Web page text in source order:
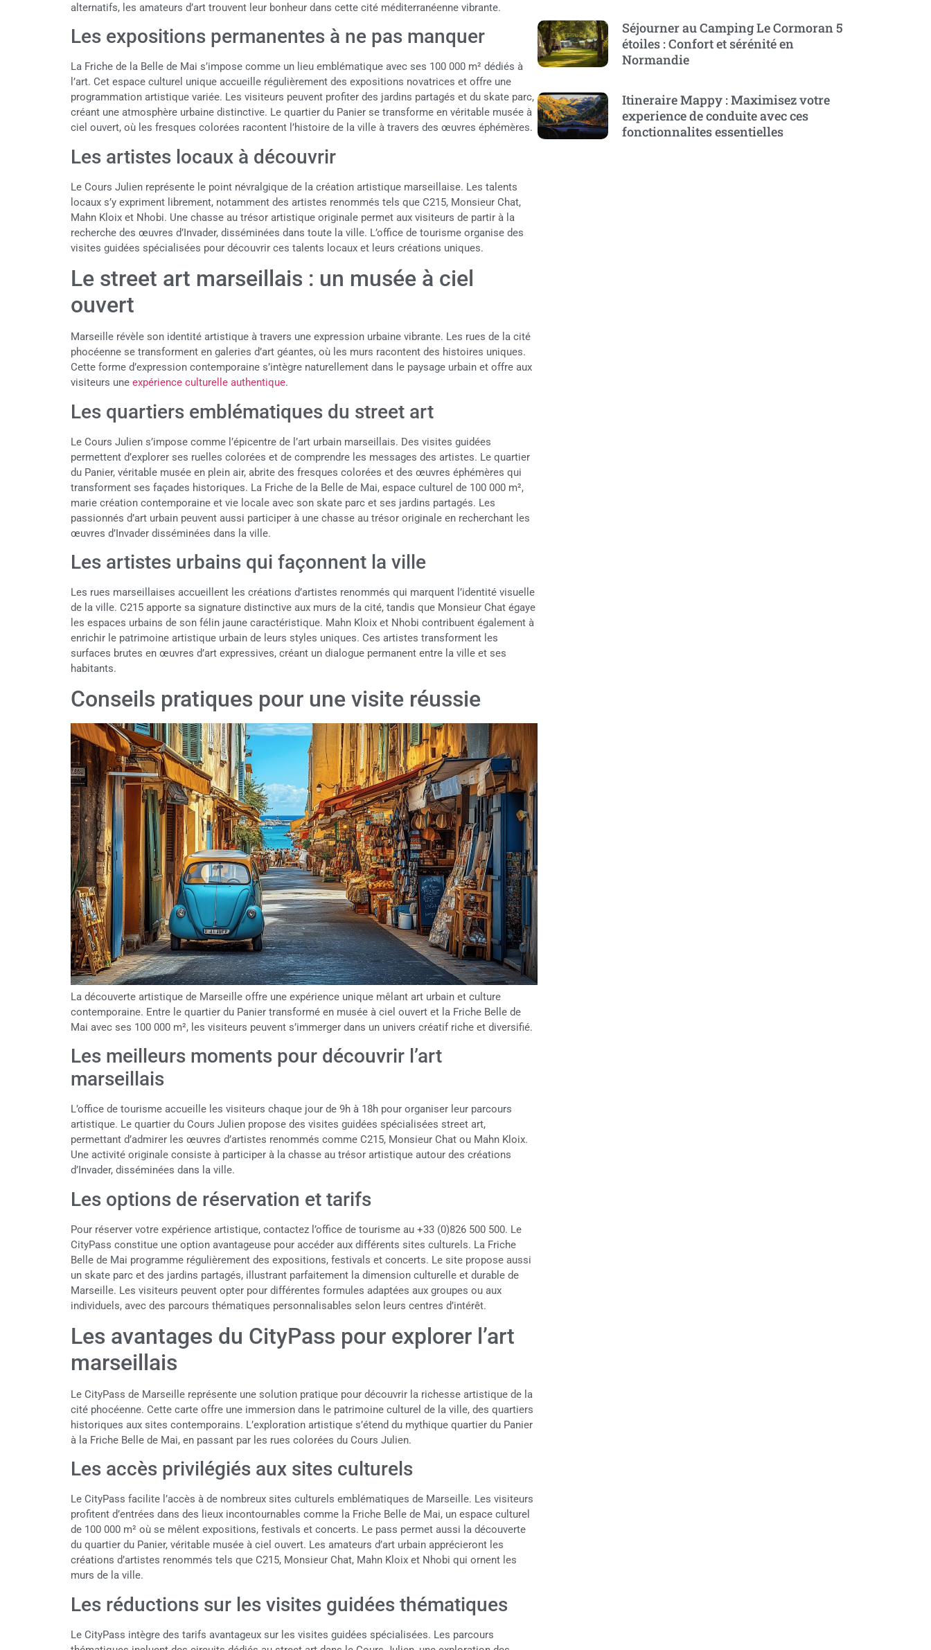
alternatifs, les amateurs d’art trouvent leur bonheur dans cette cité méditerranéenne vibrante.
Les expositions permanentes à ne pas manquer
La Friche de la Belle de Mai s’impose comme un lieu emblématique avec ses 100 000 m² dédiés à
l’art. Cet espace culturel unique accueille régulièrement des expositions novatrices et offre une
programmation artistique variée. Les visiteurs peuvent profiter des jardins partagés et du skate parc,
créant une atmosphère urbaine distinctive. Le quartier du Panier se transforme en véritable musée à
ciel ouvert, où les fresques colorées racontent l’histoire de la ville à travers des œuvres éphémères.
Les artistes locaux à découvrir
Le Cours Julien représente le point névralgique de la création artistique marseillaise. Les talents
locaux s’y expriment librement, notamment des artistes renommés tels que C215, Monsieur Chat,
Mahn Kloix et Nhobi. Une chasse au trésor artistique originale permet aux visiteurs de partir à la
recherche des œuvres d’Invader, disséminées dans toute la ville. L’office de tourisme organise des
visites guidées spécialisées pour découvrir ces talents locaux et leurs créations uniques.
Le street art marseillais : un musée à ciel
ouvert
Marseille révèle son identité artistique à travers une expression urbaine vibrante. Les rues de la cité
phocéenne se transforment en galeries d’art géantes, où les murs racontent des histoires uniques.
Cette forme d’expression contemporaine s’intègre naturellement dans le paysage urbain et offre aux
visiteurs une expérience culturelle authentique.
Les quartiers emblématiques du street art
Le Cours Julien s’impose comme l’épicentre de l’art urbain marseillais. Des visites guidées
permettent d’explorer ses ruelles colorées et de comprendre les messages des artistes. Le quartier
du Panier, véritable musée en plein air, abrite des fresques colorées et des œuvres éphémères qui
transforment ses façades historiques. La Friche de la Belle de Mai, espace culturel de 100 000 m²,
marie création contemporaine et vie locale avec son skate parc et ses jardins partagés. Les
passionnés d’art urbain peuvent aussi participer à une chasse au trésor originale en recherchant les
œuvres d’Invader disséminées dans la ville.
Les artistes urbains qui façonnent la ville
Les rues marseillaises accueillent les créations d’artistes renommés qui marquent l’identité visuelle
de la ville. C215 apporte sa signature distinctive aux murs de la cité, tandis que Monsieur Chat égaye
les espaces urbains de son félin jaune caractéristique. Mahn Kloix et Nhobi contribuent également à
enrichir le patrimoine artistique urbain de leurs styles uniques. Ces artistes transforment les
surfaces brutes en œuvres d’art expressives, créant un dialogue permanent entre la ville et ses
habitants.
Conseils pratiques pour une visite réussie
La découverte artistique de Marseille offre une expérience unique mêlant art urbain et culture
contemporaine. Entre le quartier du Panier transformé en musée à ciel ouvert et la Friche Belle de
Mai avec ses 100 000 m², les visiteurs peuvent s’immerger dans un univers créatif riche et diversifié.
Les meilleurs moments pour découvrir l’art
marseillais
L’office de tourisme accueille les visiteurs chaque jour de 9h à 18h pour organiser leur parcours
artistique. Le quartier du Cours Julien propose des visites guidées spécialisées street art,
permettant d’admirer les œuvres d’artistes renommés comme C215, Monsieur Chat ou Mahn Kloix.
Une activité originale consiste à participer à la chasse au trésor artistique autour des créations
d’Invader, disséminées dans la ville.
Les options de réservation et tarifs
Pour réserver votre expérience artistique, contactez l’office de tourisme au +33 (0)826 500 500. Le
CityPass constitue une option avantageuse pour accéder aux différents sites culturels. La Friche
Belle de Mai programme régulièrement des expositions, festivals et concerts. Le site propose aussi
un skate parc et des jardins partagés, illustrant parfaitement la dimension culturelle et durable de
Marseille. Les visiteurs peuvent opter pour différentes formules adaptées aux groupes ou aux
individuels, avec des parcours thématiques personnalisables selon leurs centres d’intérêt.
Les avantages du CityPass pour explorer l’art
marseillais
Le CityPass de Marseille représente une solution pratique pour découvrir la richesse artistique de la
cité phocéenne. Cette carte offre une immersion dans le patrimoine culturel de la ville, des quartiers
historiques aux sites contemporains. L’exploration artistique s’étend du mythique quartier du Panier
à la Friche Belle de Mai, en passant par les rues colorées du Cours Julien.
Les accès privilégiés aux sites culturels
Le CityPass facilite l’accès à de nombreux sites culturels emblématiques de Marseille. Les visiteurs
profitent d’entrées dans des lieux incontournables comme la Friche Belle de Mai, un espace culturel
de 100 000 m² où se mêlent expositions, festivals et concerts. Le pass permet aussi la découverte
du quartier du Panier, véritable musée à ciel ouvert. Les amateurs d’art urbain apprécieront les
créations d’artistes renommés tels que C215, Monsieur Chat, Mahn Kloix et Nhobi qui ornent les
murs de la ville.
Les réductions sur les visites guidées thématiques
Le CityPass intègre des tarifs avantageux sur les visites guidées spécialisées. Les parcours
Séjourner au Camping Le Cormoran 5
étoiles : Confort et sérénité en
Normandie
Itineraire Mappy : Maximisez votre
experience de conduite avec ces
fonctionnalites essentielles